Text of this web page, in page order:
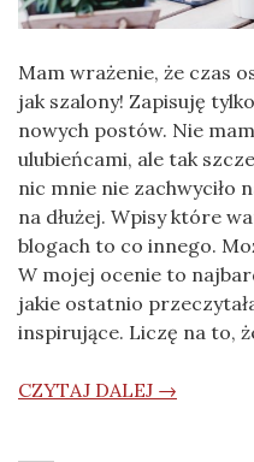
Mam wrażenie, że czas
jak szalony! Zapisuję
nowych postów. Nie
ulubieńcami, ale tak
nic mnie nie zachwyciło
na dłużej. Wpisy które
blogach to co innego.
W mojej ocenie to
jakie ostatnio
inspirujące. Liczę na to,
CZYTAJ DALEJ →